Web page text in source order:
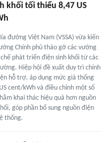
khối tối thiểu 8,47 US
đường Việt Nam (VSSA) vừa kiến
Chính phủ tháo gỡ các vướng
phát triển điện sinh khối từ các
Hiệp hội đề xuất duy trì chính
hỗ trợ, áp dụng mức giá thống
cent/kWh và điều chỉnh một số
khai thác hiệu quả hơn nguồn
góp phần bổ sung nguồn điện
thống.